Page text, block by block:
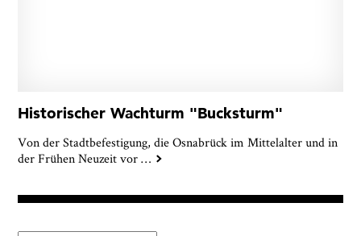
Historischer Wachturm "Bucksturm"
Von der Stadtbefestigung, die Osnabrück im Mittelalter und in
der Frühen Neuzeit vor…